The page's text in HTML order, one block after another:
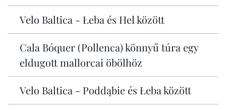
Velo Baltica - Łeba és Hel között
Cala Bóquer (Pollenca) könnyű túra egy
eldugott mallorcai öbölhöz
Velo Baltica - Poddąbie és Łeba között